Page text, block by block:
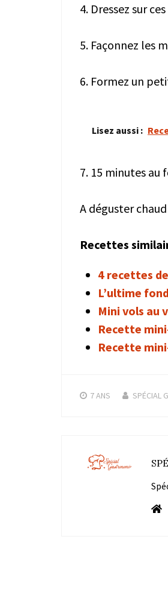
4. Dressez sur
5. Façonnez les
6. Formez un
Lisez aussi :
7. 15 minutes au
A déguster
Recettes
4 recettes
L’ultime
Mini vols au
Recette
Recette
7 ANS SPÉCIAL